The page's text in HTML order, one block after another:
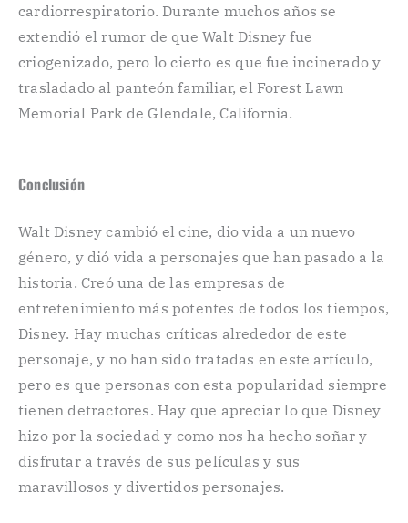
cardiorrespiratorio. Durante muchos años se
extendió el rumor de que Walt Disney fue
criogenizado, pero lo cierto es que fue incinerado y
trasladado al panteón familiar, el Forest Lawn
Memorial Park de Glendale, California.
Conclusión
Walt Disney cambió el cine, dio vida a un nuevo
género, y dió vida a personajes que han pasado a la
historia. Creó una de las empresas de
entretenimiento más potentes de todos los tiempos,
Disney. Hay muchas críticas alrededor de este
personaje, y no han sido tratadas en este artículo,
pero es que personas con esta popularidad siempre
tienen detractores. Hay que apreciar lo que Disney
hizo por la sociedad y como nos ha hecho soñar y
disfrutar a través de sus películas y sus
maravillosos y divertidos personajes.